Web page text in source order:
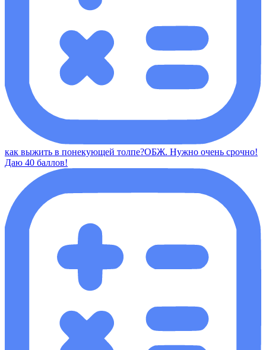
как выжить в понекующей толпе?ОБЖ. Нужно очень срочно!
Даю 40 баллов!​